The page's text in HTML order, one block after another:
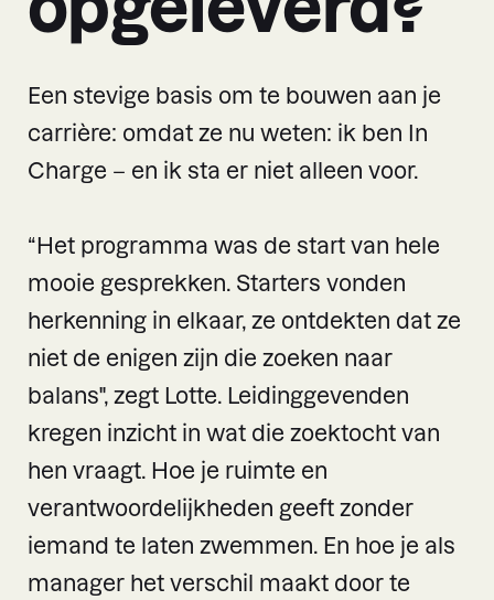
Een stevige basis om te bouwen aan je
carrière: omdat ze nu weten: ik ben In
Charge – en ik sta er niet alleen voor.
“Het programma was de start van hele
mooie gesprekken. Starters vonden
herkenning in elkaar, ze ontdekten dat ze
niet de enigen zijn die zoeken naar
balans", zegt Lotte. Leidinggevenden
kregen inzicht in wat die zoektocht van
hen vraagt. Hoe je ruimte en
verantwoordelijkheden geeft zonder
iemand te laten zwemmen. En hoe je als
manager het verschil maakt door te